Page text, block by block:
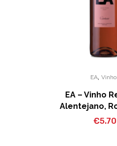
EA,
EA – Vinho
Alentejano,
€5.70